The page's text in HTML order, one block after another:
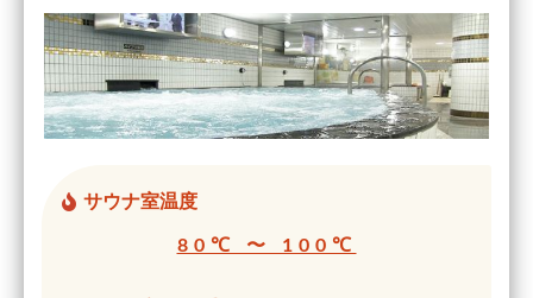
サウナ室温度
80℃ 〜 100℃